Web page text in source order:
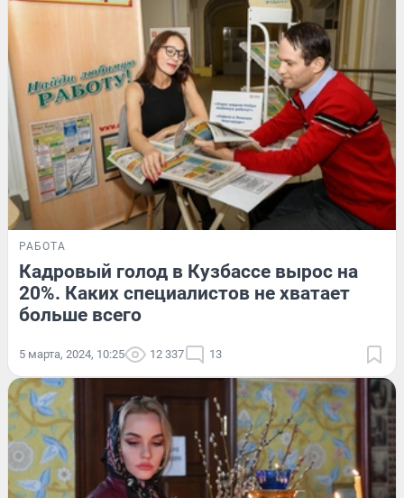
РАБОТА
Кадровый голод в Кузбассе вырос на
20%. Каких специалистов не хватает
больше всего
5 марта, 2024, 10:25 12 337 13